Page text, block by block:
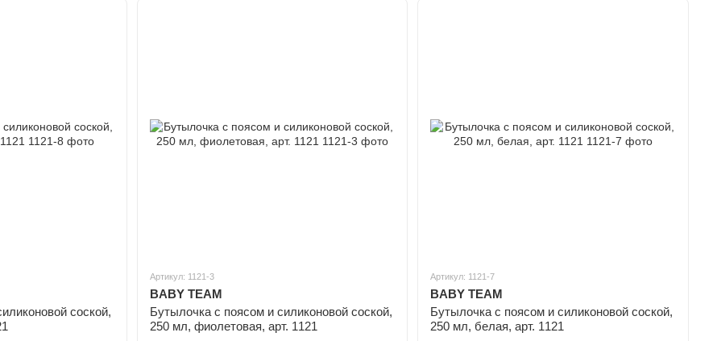
соской,
Артикул: 1121-3
BABY TEAM
Бутылочка с поясом и силиконовой соской,
250 мл, фиолетовая, арт. 1121
Артикул: 1121-7
BABY TEAM
Бутылочка с поясом и силиконовой соской,
250 мл, белая, арт. 1121